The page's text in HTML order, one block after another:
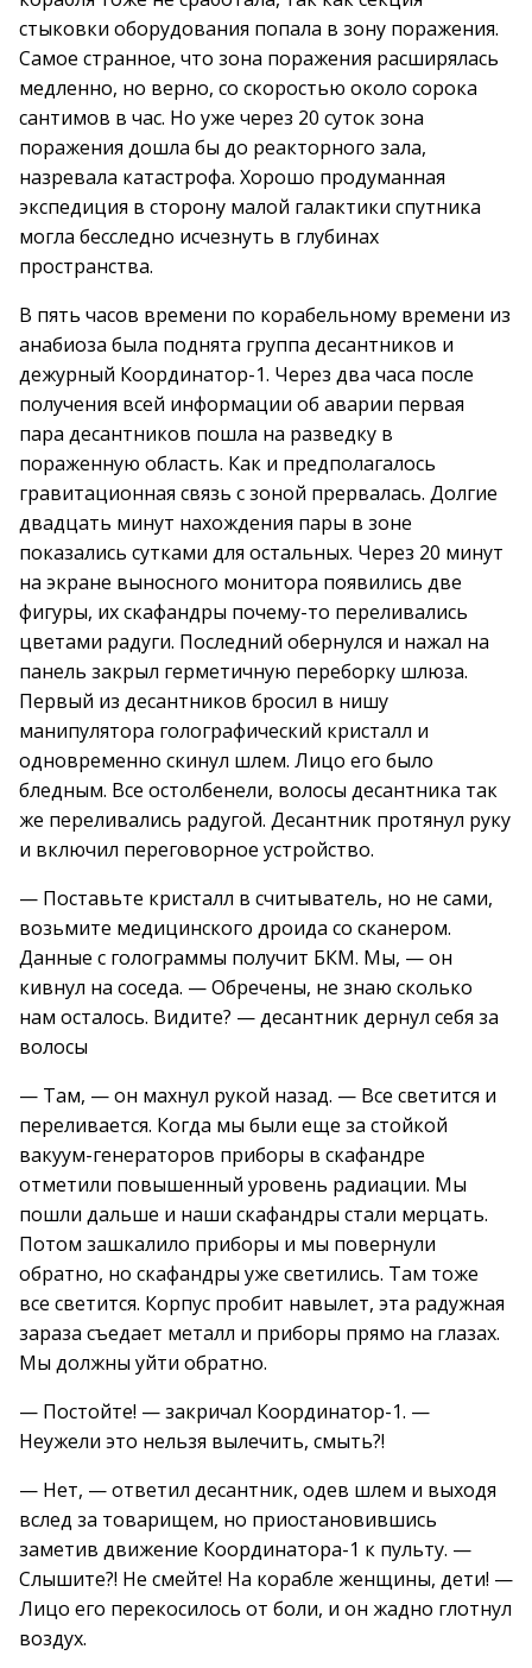
стыковки оборудования попала в зону поражения.
Самое странное, что зона поражения расширялась
медленно, но верно, со скоростью около сорока
сантимов в час. Но уже через 20 суток зона
поражения дошла бы до реакторного зала,
назревала катастрофа. Хорошо продуманная
экспедиция в сторону малой галактики спутника
могла бесследно исчезнуть в глубинах
пространства.
В пять часов времени по корабельному времени из
анабиоза была поднята группа десантников и
дежурный Координатор-1. Через два часа после
получения всей информации об аварии первая
пара десантников пошла на разведку в
пораженную область. Как и предполагалось
гравитационная связь с зоной прервалась. Долгие
двадцать минут нахождения пары в зоне
показались сутками для остальных. Через 20 минут
на экране выносного монитора появились две
фигуры, их скафандры почему-то переливались
цветами радуги. Последний обернулся и нажал на
панель закрыл герметичную переборку шлюза.
Первый из десантников бросил в нишу
манипулятора голографический кристалл и
одновременно скинул шлем. Лицо его было
бледным. Все остолбенели, волосы десантника так
же переливались радугой. Десантник протянул руку
и включил переговорное устройство.
— Поставьте кристалл в считыватель, но не сами,
возьмите медицинского дроида со сканером.
Данные с голограммы получит БКМ. Мы, — он
кивнул на соседа. — Обречены, не знаю сколько
нам осталось. Видите? — десантник дернул себя за
волосы
— Там, — он махнул рукой назад. — Все светится и
переливается. Когда мы были еще за стойкой
вакуум-генераторов приборы в скафандре
отметили повышенный уровень радиации. Мы
пошли дальше и наши скафандры стали мерцать.
Потом зашкалило приборы и мы повернули
обратно, но скафандры уже светились. Там тоже
все светится. Корпус пробит навылет, эта радужная
зараза съедает металл и приборы прямо на глазах.
Мы должны уйти обратно.
— Постойте! — закричал Координатор-1. —
Неужели это нельзя вылечить, смыть?!
— Нет, — ответил десантник, одев шлем и выходя
вслед за товарищем, но приостановившись
заметив движение Координатора-1 к пульту. —
Слышите?! Не смейте! На корабле женщины, дети! —
Лицо его перекосилось от боли, и он жадно глотнул
воздух.